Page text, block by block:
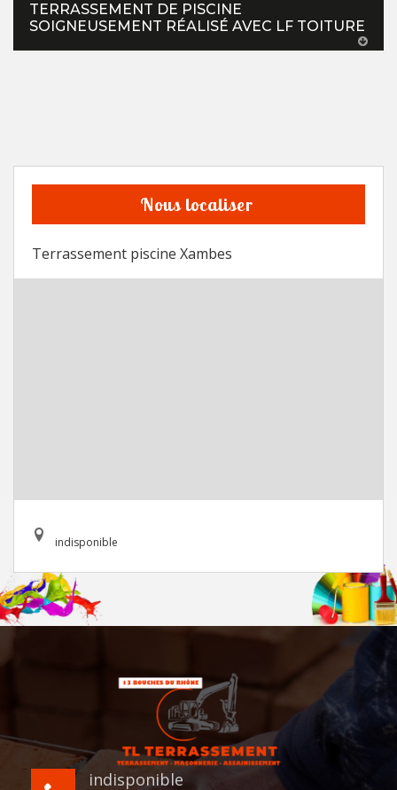
TERRASSEMENT DE PISCINE
SOIGNEUSEMENT RÉALISÉ AVEC LF TOITURE
Nous localiser
Terrassement piscine Xambes
indisponible
indisponible